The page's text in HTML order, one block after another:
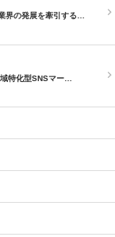
界の発展を牽引する…
特化型SNSマー…